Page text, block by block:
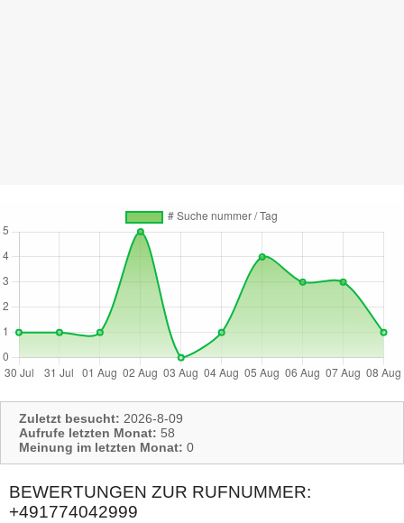
Zuletzt besucht: 2026-8-09
Aufrufe letzten Monat: 58
Meinung im letzten Monat: 0
BEWERTUNGEN ZUR RUFNUMMER:
+491774042999